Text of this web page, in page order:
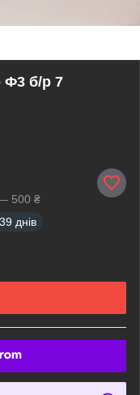
Ф3 б/р 7
— 500 ₴
39 днів